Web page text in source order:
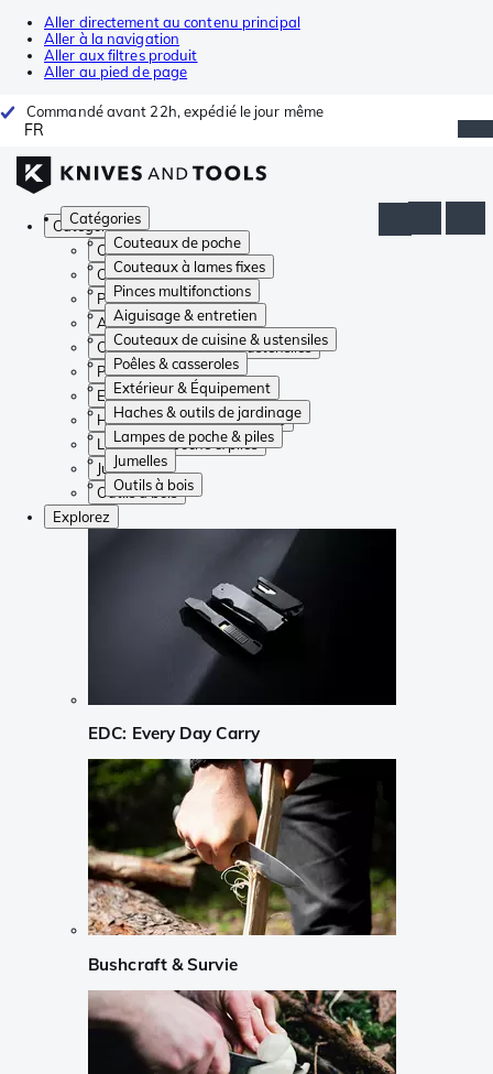
Aller directement au contenu principal
Aller à la navigation
Aller aux filtres produit
Aller au pied de page
Commandé avant 22h, expédié le jour même
FR
Catégories
Couteaux de poche
Couteaux à lames fixes
Pinces multifonctions
Aiguisage & entretien
Couteaux de cuisine & ustensiles
Poêles & casseroles
Extérieur & Équipement
Haches & outils de jardinage
Lampes de poche & piles
Jumelles
Outils à bois
Catégories
Couteaux de poche
Couteaux à lames fixes
Pinces multifonctions
Aiguisage & entretien
Couteaux de cuisine & ustensiles
Poêles & casseroles
Extérieur & Équipement
Haches & outils de jardinage
Lampes de poche & piles
Jumelles
Outils à bois
Explorez
EDC: Every Day Carry
Bushcraft & Survie